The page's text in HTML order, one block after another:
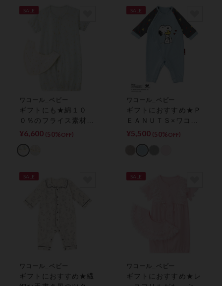
SALE
ワコール_ベビー
ギフトにも★綿１０
０％のフライス素材／
２ＷＡＹベビーパジャ
ーウェイオール／プレ
¥6,600 (50%OFF)
SALE
ワコール_ベビー
ギフトにおすすめ★Ｐ
ＥＡＮＵＴＳ×ワコー
ル／綿混・前開きタイ
¥5,500 (50%OFF)
SALE
ワコール_ベビー
ギフトにおすすめ★繊
SALE
ワコール_ベビー
ギフトにおすすめ★レ